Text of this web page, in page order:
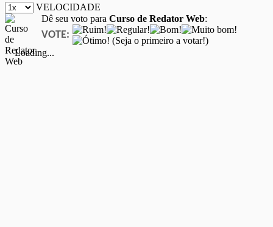
VELOCIDADE
Dê seu voto para Curso de Redator Web:
VOTE:
(Seja o primeiro a votar!)
Loading...